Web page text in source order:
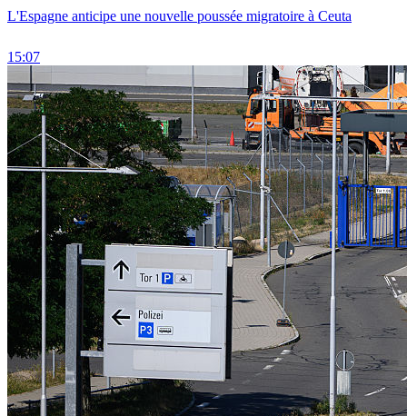
L'Espagne anticipe une nouvelle poussée migratoire à Ceuta
15:07